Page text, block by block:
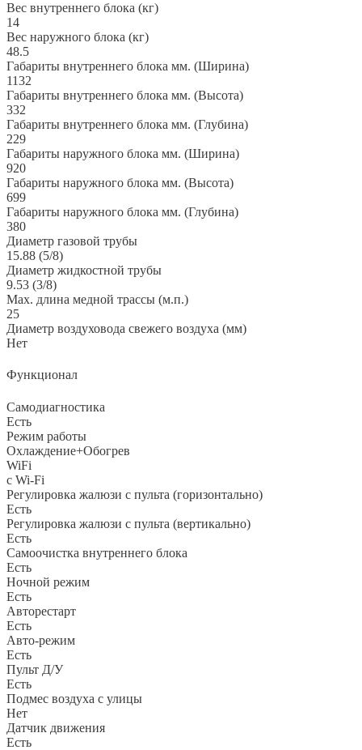
Вес внутреннего блока (кг)
14
Вес наружного блока (кг)
48.5
Габариты внутреннего блока мм. (Ширина)
1132
Габариты внутреннего блока мм. (Высота)
332
Габариты внутреннего блока мм. (Глубина)
229
Габариты наружного блока мм. (Ширина)
920
Габариты наружного блока мм. (Высота)
699
Габариты наружного блока мм. (Глубина)
380
Диаметр газовой трубы
15.88 (5/8)
Диаметр жидкостной трубы
9.53 (3/8)
Max. длина медной трассы (м.п.)
25
Диаметр воздуховода свежего воздуха (мм)
Нет
Функционал
Самодиагностика
Есть
Режим работы
Охлаждение+Обогрев
WiFi
с Wi-Fi
Регулировка жалюзи с пульта (горизонтально)
Есть
Регулировка жалюзи с пульта (вертикально)
Есть
Самоочистка внутреннего блока
Есть
Ночной режим
Есть
Авторестарт
Есть
Авто-режим
Есть
Пульт Д/У
Есть
Подмес воздуха с улицы
Нет
Датчик движения
Есть